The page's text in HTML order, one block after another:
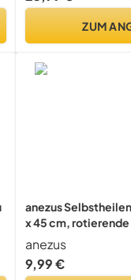
ZUM
anezus
x 45 cm,
Schneidebrett zum
Handwerk,
anezus
9,99 €